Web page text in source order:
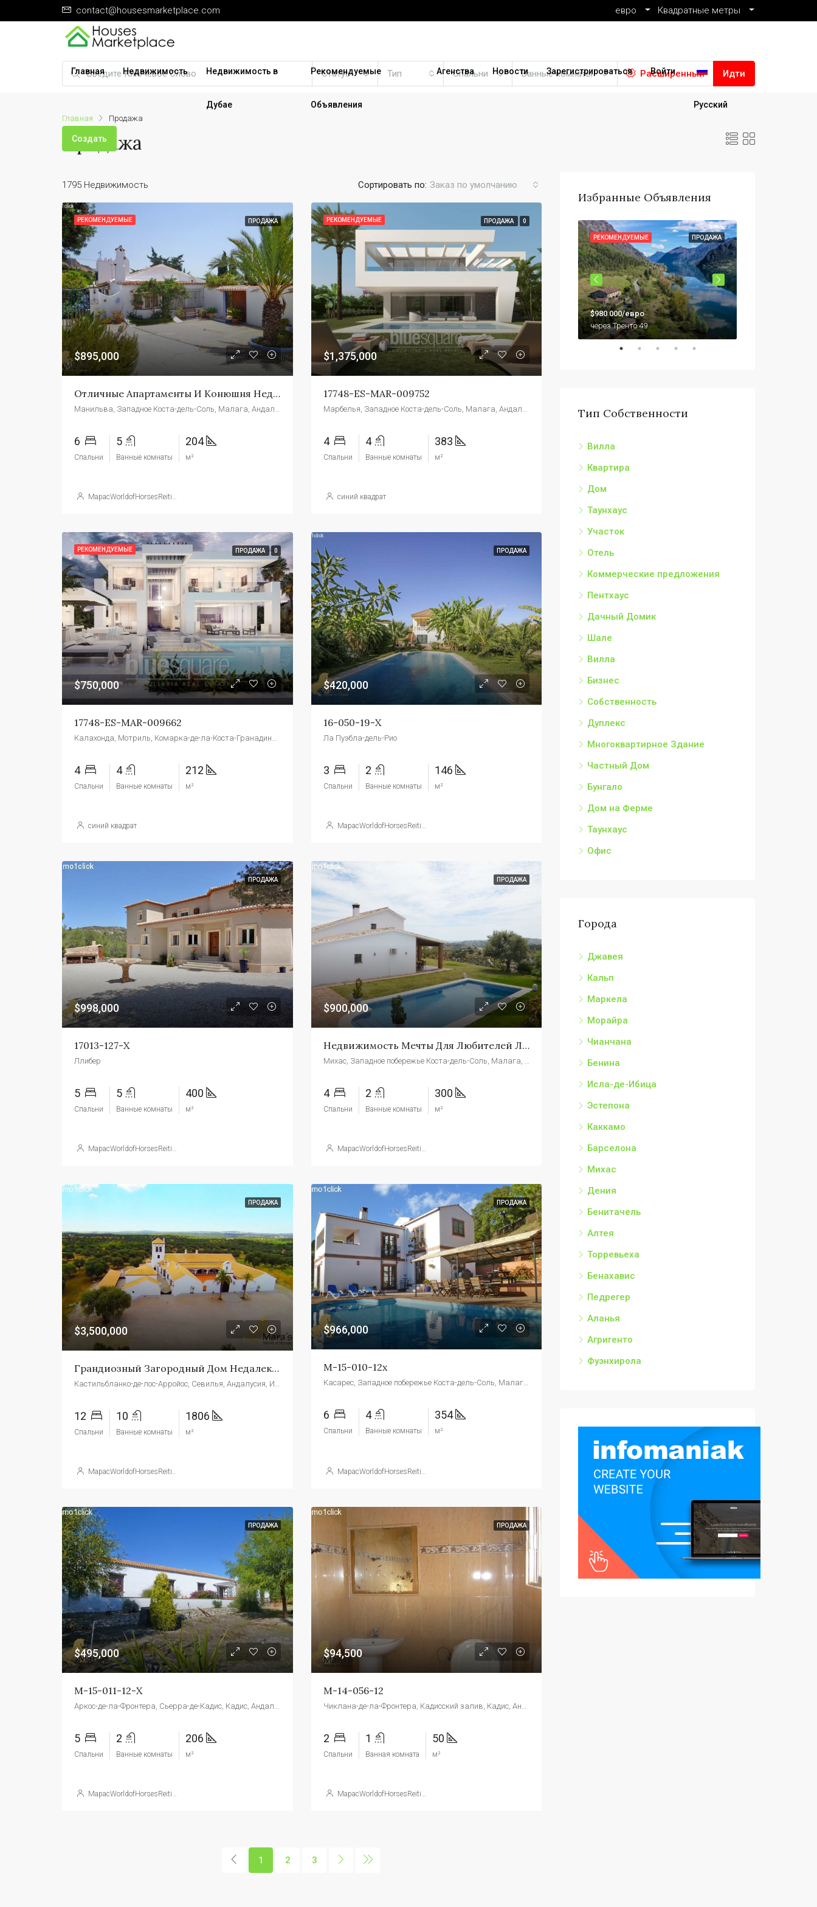
contact@housesmarketplace.com евро Квадратные метры
Главная Недвижимость Недвижимость в
Дубае
Рекомендуемые
Объявления
Агенства Новости Зарегистрироваться Войти
Русский
Создать
Статус Тип Спальни Ванные комнаты Расширенный Идти
Главная Продажа
Продажа
1795 Недвижимость Сортировать по: Заказ по умолчанию
РЕКОМЕНДУЕМЫЕ ПРОДАЖА
$895,000
Отличные Апартаменты И Конюшня Недалеко От Эстепоны, Коста Дель Соль.
6
Спальни
5
Ванные комнаты
204
м²
МарасWorldofHorsesReitimmobilien
РЕКОМЕНДУЕМЫЕ ПРОДАЖА 0
$1,375,000
17748-ES-MAR-009752
4
Спальни
4
Ванные комнаты
383
м²
синий квадрат
РЕКОМЕНДУЕМЫЕ ПРОДАЖА 0
$750,000
17748-ES-MAR-009662
Калахонда, Мотриль, Комарка-де-ла-Коста-Гранадина, Гранада, Андалусия, 1873 г., Испания
4
Спальни
4
Ванные комнаты
212
м²
синий квадрат
ПРОДАЖА
$420,000
16-050-19-Х
Ла Пуэбла-дель-Рио
3
Спальни
2
Ванные комнаты
146
м²
МарасWorldofHorsesReitimmobilien
ПРОДАЖА
$998,000
17013-127-Х
Ллибер
5
Спальни
5
Ванные комнаты
400
м²
МарасWorldofHorsesReitimmobilien
ПРОДАЖА
$900,000
Недвижимость Мечты Для Любителей Лошадей В Малаге, Испания.
4
Спальни
2
Ванные комнаты
300
м²
МарасWorldofHorsesReitimmobilien
ПРОДАЖА
$3,500,000
Грандиозный Загородный Дом Недалеко От Севильи
12
Спальни
10
Ванные комнаты
1806
м²
МарасWorldofHorsesReitimmobilien
ПРОДАЖА
$966,000
М-15-010-12х
Касарес, Западное побережье Коста-дель-Соль, Малага, Андалусия, 29690, Испания
6
Спальни
4
Ванные комнаты
354
м²
МарасWorldofHorsesReitimmobilien
ПРОДАЖА
$495,000
М-15-011-12-Х
Аркос-де-ла-Фронтера, Сьерра-де-Кадис, Кадис, Андалусия, Испания
5
Спальни
2
Ванные комнаты
206
м²
МарасWorldofHorsesReitimmobilien
ПРОДАЖА
$94,500
М-14-056-12
Чиклана-де-ла-Фронтера, Кадисский залив, Кадис, Андалусия, Испания
2
Спальни
1
Ванная комната
50
м²
МарасWorldofHorsesReitimmobilien
1 2 3
Избранные Объявления
$139,000
Торре Макауда
ПРОДАЖА
РЕКОМЕНДУЕМЫЕ
$980 000/евро
через Тренто 49
Тип Собственности
Вилла
Квартира
Дом
Таунхаус
Участок
Отель
Коммерческие предложения
Пентхаус
Дачный Домик
Шале
Вилла
Бизнес
Собственность
Дуплекс
Многоквартирное Здание
Частный Дом
Бунгало
Дом на Ферме
Таунхаус
Офис
Города
Джавея
Кальп
Маркела
Морайра
Чианчана
Бенина
Исла-де-Ибица
Эстепона
Каккамо
Барселона
Михас
Дения
Бенитачель
Алтея
Торревьеха
Бенахавис
Педрегер
Аланья
Агригенто
Фуэнхирола